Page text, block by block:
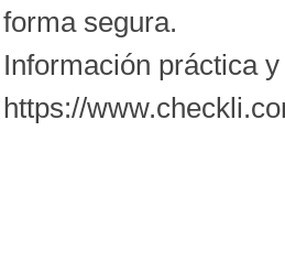
forma segura.
Información práctica
https://